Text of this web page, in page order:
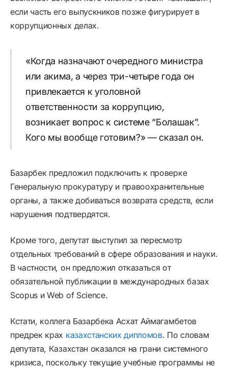
если часть его выпускников позже фигурирует в
коррупционных делах.
«Когда назначают очередного министра
или акима, а через три-четыре года он
привлекается к уголовной
ответственности за коррупцию,
возникает вопрос к системе “Болашак”.
Кого мы вообще готовим?» — сказал он.
Базарбек предложил подключить к проверке
Генеральную прокуратуру и правоохранительные
органы, а также добиваться возврата средств, если
нарушения подтвердятся.
Кроме того, депутат выступил за пересмотр
отдельных требований в сфере образования и науки.
В частности, он предложил отказаться от
обязательной публикации в международных базах
Scopus и Web of Science.
Кстати, коллега Базарбека Асхат Аймагамбетов
предрек крах казахстанских дипломов. По словам
депутата, Казахстан оказался на грани системного
кризиса, поскольку текущие учебные программы не